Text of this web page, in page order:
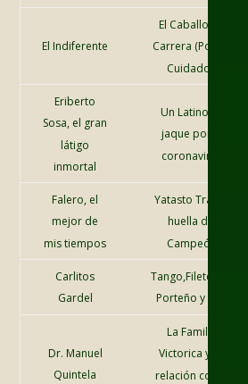
El Indiferente
El Caballo de
Carrera (Por un
Cuidador)
Eriberto
Sosa, el gran
látigo
inmortal
Un Latino en
jaque por el
coronavirus
Falero, el
mejor de
mis tiempos
Yatasto Tras la
huella del
Campeón
Carlitos
Gardel
Tango,Fileteado
Porteño y Turf
Dr. Manuel
Quintela
La Familia
Victorica y su
relación con el